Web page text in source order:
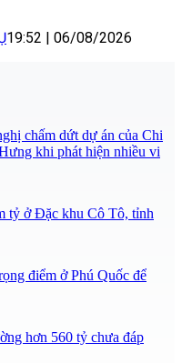
19:52 | 06/08/2026
chấm dứt dự án của Chi
khi phát hiện nhiều vi
tỷ ở Đặc khu Cô Tô, tỉnh
điểm ở Phú Quốc để
hơn 560 tỷ chưa đáp